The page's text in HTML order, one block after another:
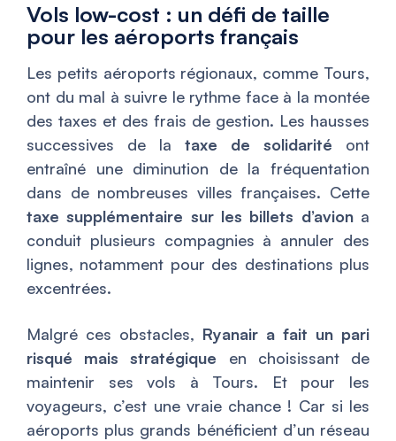
Vols low-cost : un défi de taille
pour les aéroports français
Les petits aéroports régionaux, comme Tours,
ont du mal à suivre le rythme face à la montée
des taxes et des frais de gestion. Les hausses
successives de la taxe de solidarité ont
entraîné une diminution de la fréquentation
dans de nombreuses villes françaises. Cette
taxe supplémentaire sur les billets d’aviona
conduit plusieurs compagnies à annuler des
lignes, notamment pour des destinations plus
excentrées.
Malgré ces obstacles, Ryanair a fait un pari
risqué mais stratégique en choisissant de
maintenir ses vols à Tours. Et pour les
voyageurs, c’est une vraie chance ! Car si les
aéroports plus grands bénéficient d’un réseau